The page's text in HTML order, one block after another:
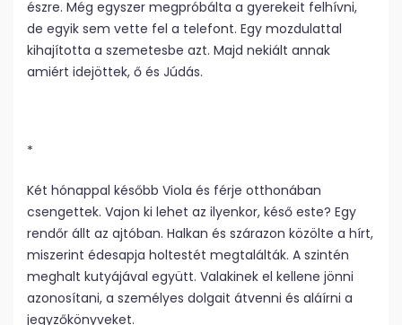
észre. Még egyszer megpróbálta a gyerekeit felhívni,
de egyik sem vette fel a telefont. Egy mozdulattal
kihajította a szemetesbe azt. Majd nekiált annak
amiért idejöttek, ő és Júdás.
*
Két hónappal később Viola és férje otthonában
csengettek. Vajon ki lehet az ilyenkor, késő este? Egy
rendőr állt az ajtóban. Halkan és szárazon közölte a hírt,
miszerint édesapja holtestét megtalálták. A szintén
meghalt kutyájával együtt. Valakinek el kellene jönni
azonosítani, a személyes dolgait átvenni és aláírni a
jegyzőkönyveket.